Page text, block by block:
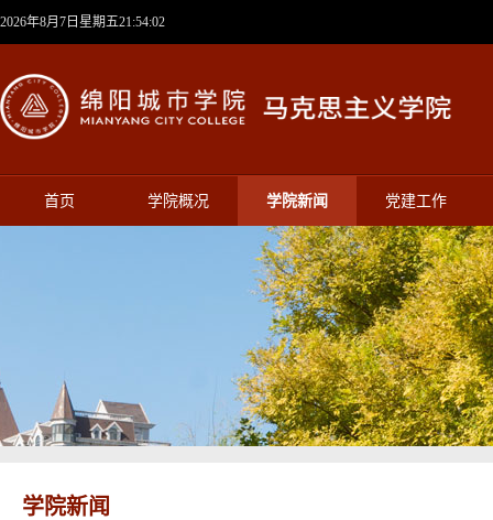
2026年8月7日星期五21:54:02
首页 学院概况 学院新闻 党建工作
学院新闻